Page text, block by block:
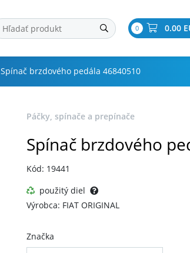
0 0.00
Spínač brzdového pedála 46840510
Páčky, spínače a prepínače
Spínač brzdového
Kód: 19441
použitý diel
Výrobca: FIAT ORIGINAL
Značka